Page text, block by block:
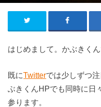
はじめまして。かぶきくん
既にTwitterでは少しずつ
ぶきくんHPでも同時に日
参ります。